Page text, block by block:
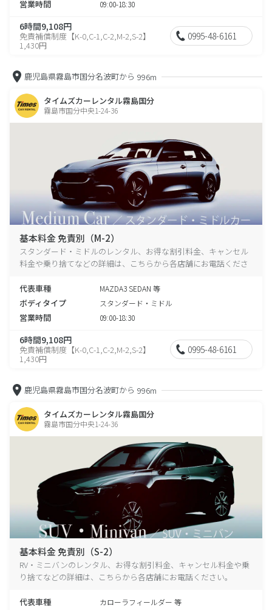
営業時間 09:00-18:30
6時間9,108円
免責補償制度【K-0,C-1,C-2,M-2,S-2】
1,430円
0995-48-6161
鹿児島県霧島市国分名波町から 996m
タイムズカーレンタル霧島国分
霧島市国分中央1-24-36
基本料金 免責別（M-2）
スタンダード・ミドルのレンタル、お得な割引料金、キャンセル
料金や乗り捨てなどの詳細は、こちらから各店舗にお電話くださ
代表車種
MAZDA3 SEDAN 等
ボディタイプ スタンダード・ミドル
営業時間 09:00-18:30
6時間9,108円
免責補償制度【K-0,C-1,C-2,M-2,S-2】
1,430円
0995-48-6161
鹿児島県霧島市国分名波町から 996m
タイムズカーレンタル霧島国分
霧島市国分中央1-24-36
基本料金 免責別（S-2）
RV・ミニバンのレンタル、お得な割引料金、キャンセル料金や乗
り捨てなどの詳細は、こちらから各店舗にお電話ください。
代表車種 カローラフィールダー 等